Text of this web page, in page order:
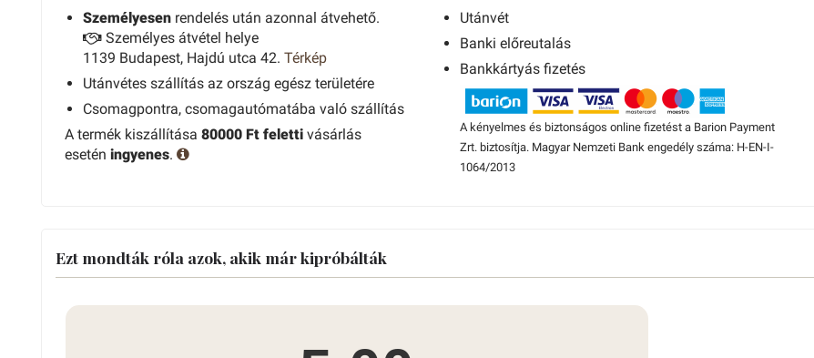
Személyesen rendelés után azonnal átvehető.
Személyes átvétel helye
1139 Budapest, Hajdú utca 42. Térkép
Utánvétes szállítás az ország egész területére
Csomagpontra, csomagautómatába való szállítás
A termék kiszállítása 80000 Ft feletti vásárlás
esetén ingyenes.
Utánvét
Banki előreutalás
Bankkártyás fizetés
A kényelmes és biztonságos online fizetést a Barion Payment
Zrt. biztosítja. Magyar Nemzeti Bank engedély száma: H-EN-I-
1064/2013
Ezt mondták róla azok, akik már kipróbálták